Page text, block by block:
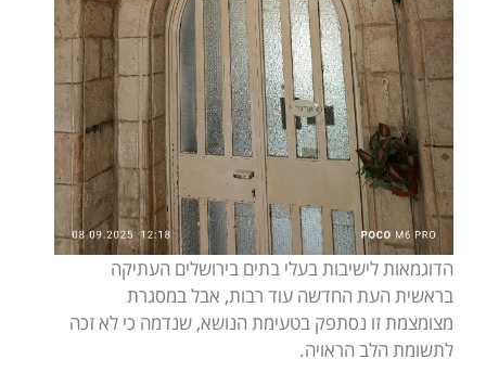
הדוגמאות לישיבות בעלי בתים בירושלים העתיקה
בראשית העת החדשה עוד רבות, אבל במסגרת
מצומצמת זו נסתפק בטעימת הנושא, שנדמה כי לא זכה
לתשומת הלב הראויה.